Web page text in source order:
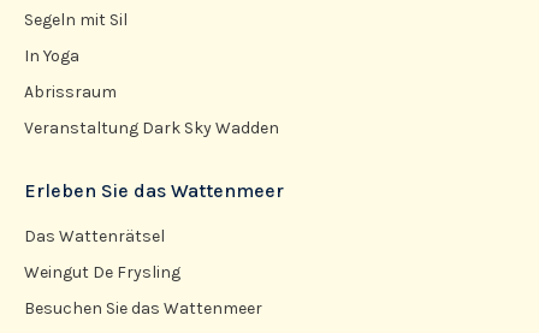
Segeln mit Sil
In Yoga
Abrissraum
Veranstaltung Dark Sky Wadden
Erleben Sie das Wattenmeer
Das Wattenrätsel
Weingut De Frysling
Besuchen Sie das Wattenmeer